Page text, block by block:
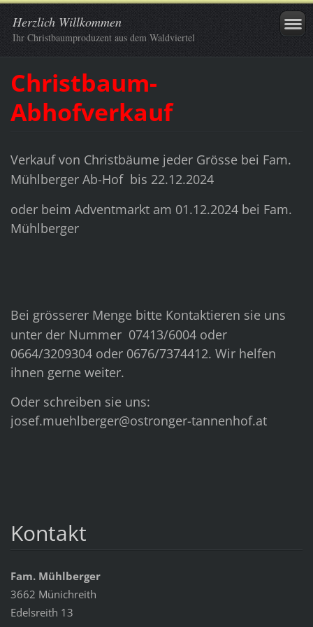
Herzlich Willkommen
Ihr Christbaumproduzent aus dem Waldviertel
Christbaum-
Abhofverkauf
Verkauf von Christbäume jeder Grösse bei Fam.
Mühlberger Ab-Hof bis 22.12.2024
oder beim Adventmarkt am 01.12.2024 bei Fam.
Mühlberger
Bei grössererMenge bitte Kontaktieren sie uns
unter der Nummer 07413/6004 oder
0664/3209304 oder 0676/7374412. Wir helfen
ihnen gerne weiter.
Oder schreiben sie uns:
josef.muehlberger@ostronger-tannenhof.at
Kontakt
Fam. Mühlberger
3662 Münichreith
Edelsreith 13